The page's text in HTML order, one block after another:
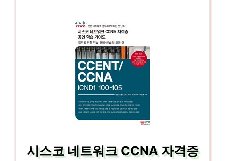
시스코 네트워크 CCNA 자격증